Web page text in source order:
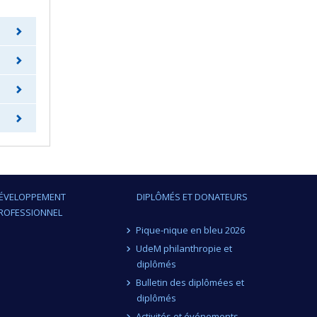
DIPLÔMÉS ET DONATEURS
Pique-nique en bleu 2026
UdeM philanthropie et
diplômés
Bulletin des diplômées et
diplômés